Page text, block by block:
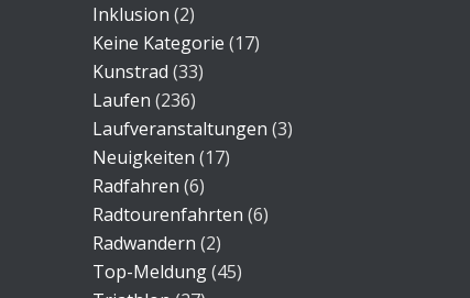
Inklusion (2)
Keine Kategorie (17)
Kunstrad (33)
Laufen (236)
Laufveranstaltungen (3)
Neuigkeiten (17)
Radfahren (6)
Radtourenfahrten (6)
Radwandern (2)
Top-Meldung(45)